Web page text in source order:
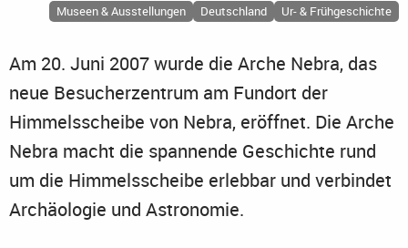
Museen & Ausstellungen Deutschland Ur- & Frühgeschichte
Am 20. Juni 2007 wurde die Arche Nebra, das
neue Besucherzentrum am Fundort der
Himmelsscheibe von Nebra, eröffnet. Die Arche
Nebra macht die spannende Geschichte rund
um die Himmelsscheibe erlebbar und verbindet
Archäologie und Astronomie.